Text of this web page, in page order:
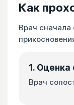
Как
Врач сначала
1. Оценка
Врач